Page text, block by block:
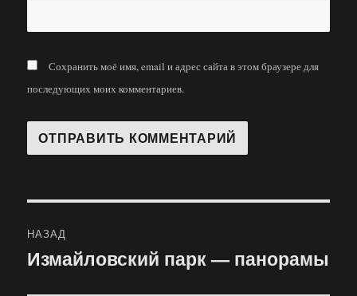
Сохранить моё имя, email и адрес сайта в этом браузере для
последующих моих комментариев.
по
НАЗАД
Предыдущая
Измайловский парк — панорамы